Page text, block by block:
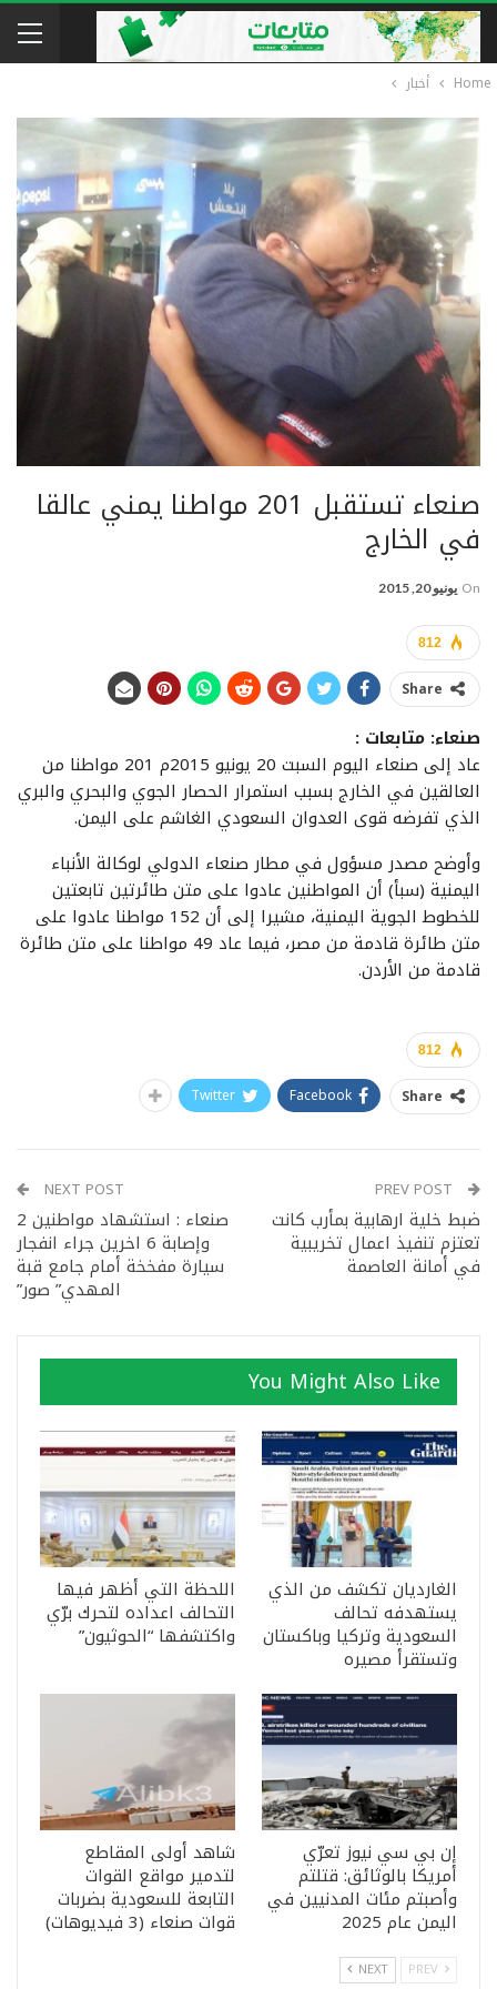
Home أخبار
صنعاء تستقبل 201 مواطنا يمني عالقا
في الخارج
On يونيو 20, 2015
812
Share
صنعاء: متابعات :
عاد إلى صنعاء اليوم السبت 20 يونيو 2015م 201 مواطنا من
العالقين في الخارج بسبب استمرار الحصار الجوي والبحري والبري
الذي تفرضه قوى العدوان السعودي الغاشم على اليمن.
وأوضح مصدر مسؤول في مطار صنعاء الدولي لوكالة الأنباء
اليمنية (سبأ) أن المواطنين عادوا على متن طائرتين تابعتين
للخطوط الجوية اليمنية، مشيرا إلى أن 152 مواطنا عادوا على
متن طائرة قادمة من مصر، فيما عاد 49 مواطنا على متن طائرة
قادمة من الأردن.
812
Share
Facebook
Twitter
ضبط خلية ارهابية بمأرب كانت
تعتزم تنفيذ اعمال تخريبية
في أمانة العاصمة
NEXT POST
صنعاء : استشهاد مواطنين 2
وإصابة 6 اخرين جراء انفجار
سيارة مفخخة أمام جامع قبة
المهدي” صور”
You Might Also Like
الغارديان تكشف من الذي
يستهدفه تحالف
السعودية وتركيا وباكستان
وتستقرأ مصيره
اللحظة التي أظهر فيها
التحالف اعداده لتحرك برّي
واكتشفها “الحوثيون”
إن بي سي نيوز تعرّي
أمريكا بالوثائق: قتلتم
وأصبتم مئات المدنيين في
اليمن عام 2025
شاهد أولى المقاطع
لتدمير مواقع القوات
التابعة للسعودية بضربات
قوات صنعاء (3 فيديوهات)
NEXT